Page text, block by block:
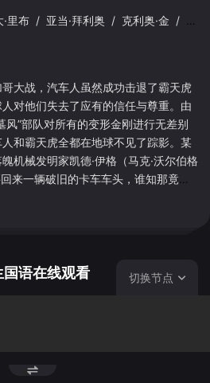
里布 / 亚当·拜利奥 / 克利奥·金 /
大战，汽车人虽然成功击退了霸天虎
对他们失去了应有的信任与尊重。由
风”部队对所有的变形金刚进行无差别
和霸天虎全都在地球不见了踪影。某
机械发明家凯德·伊格（马克·沃尔伯格
来一辆破旧的卡车车头，谁知那竟是
威震天的惊破天正是他们的得意作品
语在线观看 切换节点